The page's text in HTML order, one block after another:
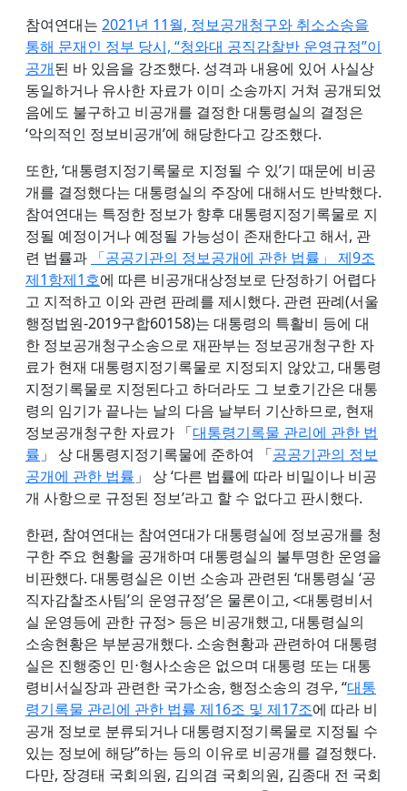
참여연대는 2021년 11월, 정보공개청구와 취소소송을
통해 문재인 정부 당시, “청와대 공직감찰반 운영규정”이
공개된 바 있음을 강조했다. 성격과 내용에 있어 사실상
동일하거나 유사한 자료가 이미 소송까지 거쳐 공개되었
음에도 불구하고 비공개를 결정한 대통령실의 결정은
‘악의적인 정보비공개’에 해당한다고 강조했다.
또한, ‘대통령지정기록물로 지정될 수 있’기 때문에 비공
개를 결정했다는 대통령실의 주장에 대해서도 반박했다.
참여연대는 특정한 정보가 향후 대통령지정기록물로 지
정될 예정이거나 예정될 가능성이 존재한다고 해서, 관
련 법률과 「공공기관의 정보공개에 관한 법률」 제9조
제1항제1호에 따른 비공개대상정보로 단정하기 어렵다
고 지적하고 이와 관련 판례를 제시했다. 관련 판례(서울
행정법원-2019구합60158)는 대통령의 특활비 등에 대
한 정보공개청구소송으로 재판부는 정보공개청구한 자
료가 현재 대통령지정기록물로 지정되지 않았고, 대통령
지정기록물로 지정된다고 하더라도 그 보호기간은 대통
령의 임기가 끝나는 날의 다음 날부터 기산하므로, 현재
정보공개청구한 자료가 「대통령기록물 관리에 관한 법
률 」 상 대통령지정기록물에 준하여 「공공기관의 정보
공개에 관한 법률 」 상 ‘다른 법률에 따라 비밀이나 비공
개 사항으로 규정된 정보’라고 할 수 없다고 판시했다.
한편, 참여연대는 참여연대가 대통령실에 정보공개를 청
구한 주요 현황을 공개하며 대통령실의 불투명한 운영을
비판했다. 대통령실은 이번 소송과 관련된 ‘대통령실 ‘공
직자감찰조사팀’의 운영규정’은 물론이고, <대통령비서
실 운영등에 관한 규정> 등은 비공개했고, 대통령실의
소송현황은 부분공개했다. 소송현황과 관련하여 대통령
실은 진행중인 민⋅형사소송은 없으며 대통령 또는 대통
령비서실장과 관련한 국가소송, 행정소송의 경우, “대통
령기록물 관리에 관한 법률 제16조 및 제17조에 따라 비
공개 정보로 분류되거나 대통령지정기록물로 지정될 수
있는 정보에 해당”하는 등의 이유로 비공개를 결정했다.
다만, 장경태 국회의원, 김의겸 국회의원, 김종대 전 국회